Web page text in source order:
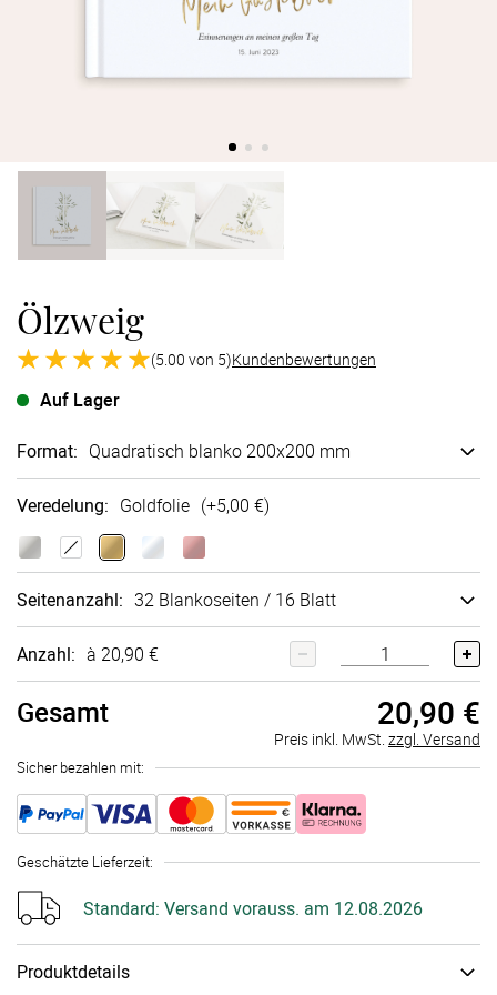
Ölzweig
(5.00 von 5)Kundenbewertungen
Auf Lager
Format: Quadratisch blanko 200x200 mm
Veredelung: Goldfolie (+5,00 €)
Seitenanzahl: 32 Blankoseiten / 16 Blatt
Anzahl: à 20,90 €
Gesamt 20,90 €
Preis inkl. MwSt. zzgl. Versand
Sicher bezahlen mit:
Geschätzte Lieferzeit:
Standard: Versand vorauss. am 12.08.2026
Produktdetails